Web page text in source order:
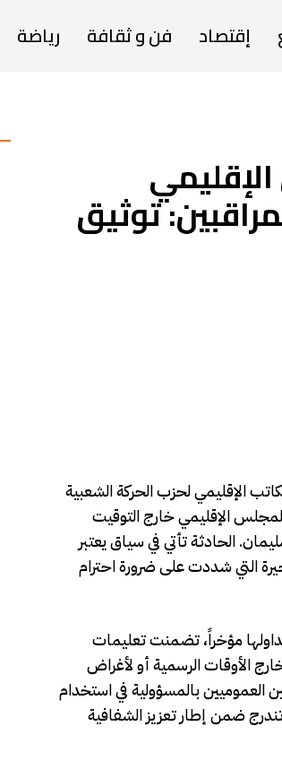
إقتصاد فن و ثقافة رياضة
توثيق
الإقليمي لحزب الحركة الشعبية
الإقليمي خارج التوقيت
الحادثة تأتي في سياق يعتبر
التي شددت على ضرورة احترام
مؤخراً، تضمنت تعليمات
الأوقات الرسمية أو لأغراض
بالمسؤولية في استخدام
ضمن إطار تعزيز الشفافية